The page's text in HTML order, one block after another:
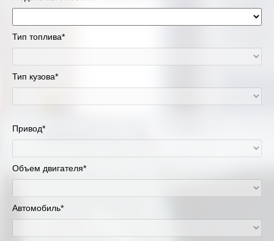
Тип топлива*
Тип кузова*
Привод*
Объем двигателя*
Автомобиль*